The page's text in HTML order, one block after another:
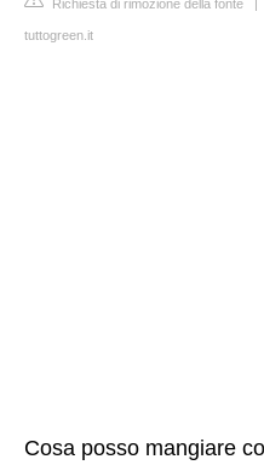
Richiesta di rimozione della fonte |
tuttogreen.it
Cosa posso mangiare